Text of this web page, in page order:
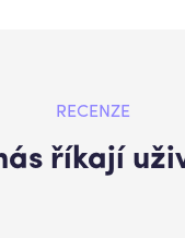
RECENZE
říkají